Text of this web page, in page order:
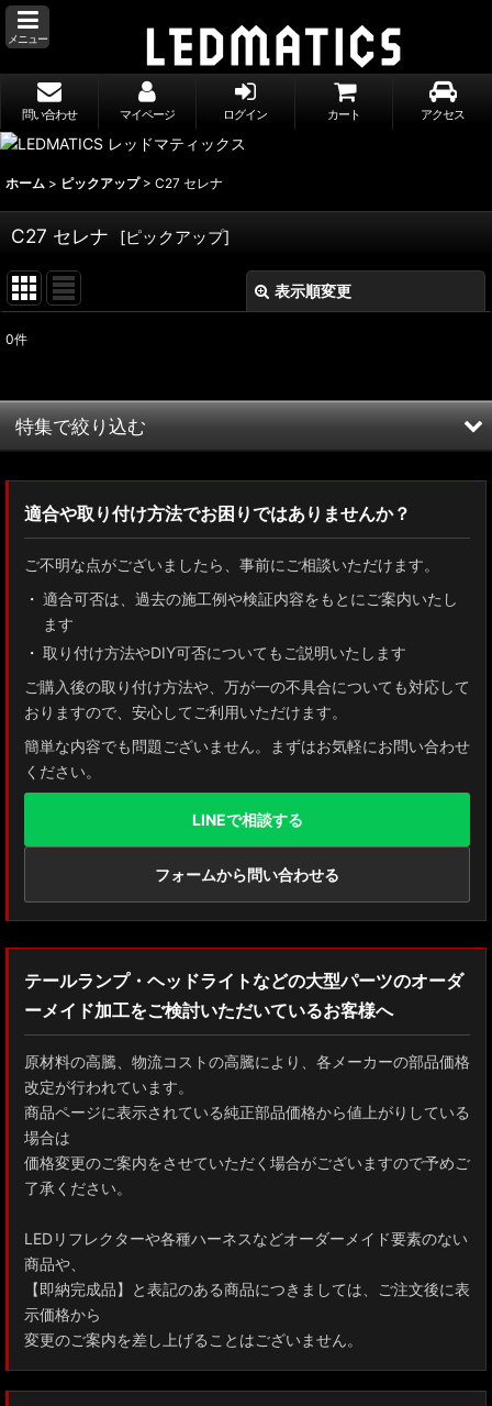
メニュー
問い合わせ マイページ ログイン カート アクセス
ホーム > ピックアップ > C27 セレナ
C27 セレナ [ピックアップ]
表示順変更
並び順:
0件
特集で絞り込む
ZN8 GR86
GUN125 ハイラックス
AXUH80/85 MXUA80/85 ハリアー
ZSU60 ハリアー
MXAA54 AXAH54/52 RAV4
GDJ150W/151 WTRJ150 ランドクルーザー プラド
ZVG11/ZSG10 カローラクロス
GXPA16 MXPA12 GRヤリス
MXPH10/MXPA10/MXBA10/KSP210 ヤリス
MXPJ10/15 MXPB10/15 ヤリスクロス
ZYX10 NGX50 C-HR
AAHH40W/AAHH45W/TAHA40W ヴェルファイア
AAHH40W/AAHH45W/AGH40W アルファード
AYH30/GGH30/35/AGH30/35 ヴェルファイア
AYH30/GGH30/35/AGH30/35 アルファード
ACR50 エスティマ
適合や取り付け方法でお困りではありませんか？
ご不明な点がございましたら、事前にご相談いただけます。
適合可否は、過去の施工例や検証内容をもとにご案内いたし
ます
取り付け方法やDIY可否についてもご説明いたします
ご購入後の取り付け方法や、万が一の不具合についても対応して
おりますので、安心してご利用いただけます。
簡単な内容でも問題ございません。まずはお気軽にお問い合わせ
ください。
LINEで相談する
フォームから問い合わせる
テールランプ・ヘッドライトなどの大型パーツのオーダ
ーメイド加工をご検討いただいているお客様へ
原材料の高騰、物流コストの高騰により、各メーカーの部品価格
改定が行われています。
商品ページに表示されている純正部品価格から値上がりしている
場合は
価格変更のご案内をさせていただく場合がございますので予めご
了承ください。
LEDリフレクターや各種ハーネスなどオーダーメイド要素のない
商品や、
【即納完成品】と表記のある商品につきましては、ご注文後に表
示価格から
変更のご案内を差し上げることはございません。